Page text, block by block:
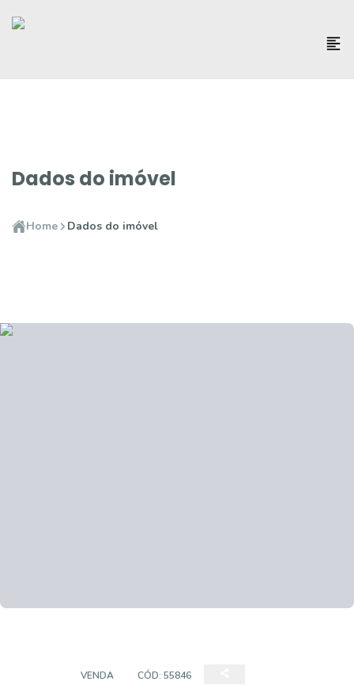
Dados do imóvel
Home Dados do imóvel
VENDA CÓD: 55846